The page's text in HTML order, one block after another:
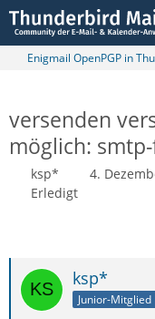
Enigmail OpenPGP in
versenden
möglich:
ksp* 4.
Erledigt
ksp*
Junior-Mitglied